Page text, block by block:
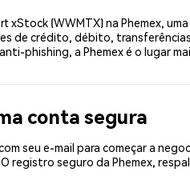
xStock (WWMTX) na Phemex,
de crédito, débito,
phishing, a Phemex é o lugar
conta segura
seu e-mail para começar a
registro seguro da Phemex,